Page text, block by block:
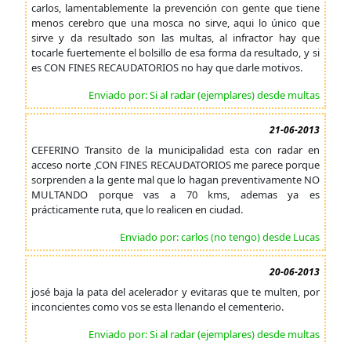
carlos, lamentablemente la prevención con gente que tiene
menos cerebro que una mosca no sirve, aqui lo único que
sirve y da resultado son las multas, al infractor hay que
tocarle fuertemente el bolsillo de esa forma da resultado, y si
es CON FINES RECAUDATORIOS no hay que darle motivos.
Enviado por: Si al radar (ejemplares) desde multas
21-06-2013
CEFERINO Transito de la municipalidad esta con radar en
acceso norte ,CON FINES RECAUDATORIOS me parece porque
sorprenden a la gente mal que lo hagan preventivamente NO
MULTANDO porque vas a 70 kms, ademas ya es
prácticamente ruta, que lo realicen en ciudad.
Enviado por: carlos (no tengo) desde Lucas
20-06-2013
josé baja la pata del acelerador y evitaras que te multen, por
inconcientes como vos se esta llenando el cementerio.
Enviado por: Si al radar (ejemplares) desde multas